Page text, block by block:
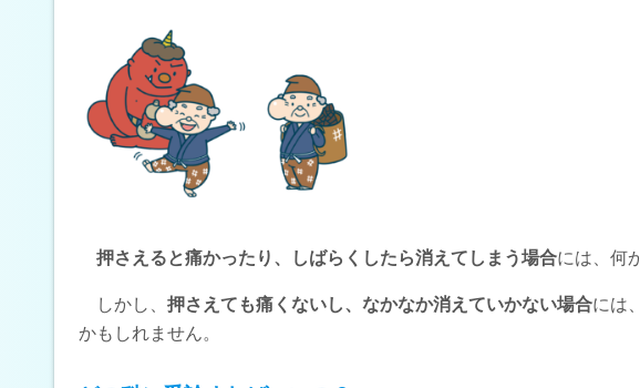
k
押さえると痛かったり、しばらくしたら消えてしまう場合には、何
しかし、 押さえても痛くないし、なかなか消えていかない場合には
かもしれません。